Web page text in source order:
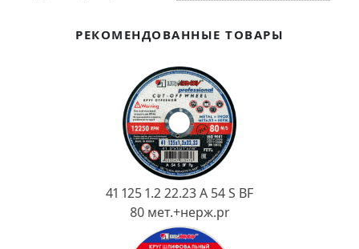
Лодочка
Ковш разливочный
Огнеупорная SiC смесь
РЕКОМЕНДОВАННЫЕ ТОВАРЫ
41 125 1.2 22.23 A 54 S BF
80 мет.+нерж.pr